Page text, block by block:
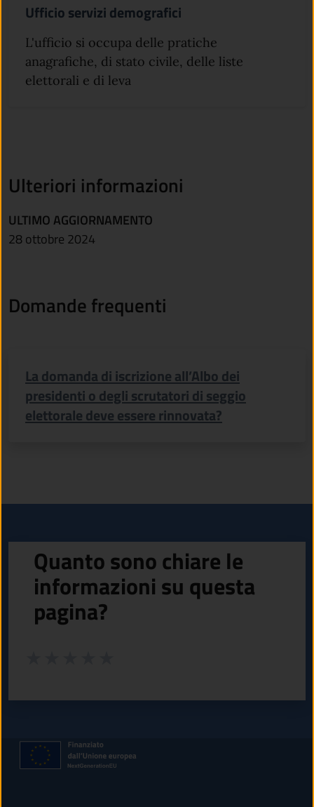
Ufficio servizi demografici
L'ufficio si occupa delle pratiche
anagrafiche, di stato civile, delle liste
elettorali e di leva
Ulteriori informazioni
ULTIMO AGGIORNAMENTO
28 ottobre 2024
Domande frequenti
La domanda di iscrizione all’Albo dei
presidenti o degli scrutatori di seggio
elettorale deve essere rinnovata?
Quanto sono chiare le
informazioni su questa
pagina?